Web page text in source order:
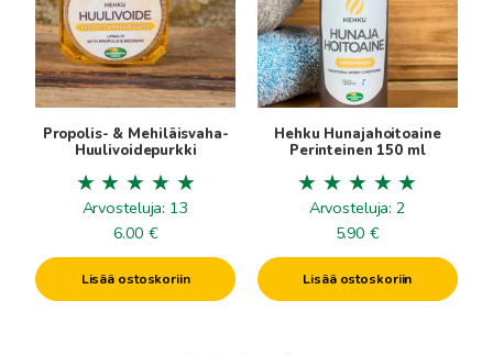
Propolis- & Mehiläisvaha-
Huulivoidepurkki
Arvosteluja: 13
6.00 €
Lisää ostoskoriin
Hehku Hunajahoitoaine
Perinteinen 150 ml
Arvosteluja: 2
5.90 €
Lisää ostoskoriin